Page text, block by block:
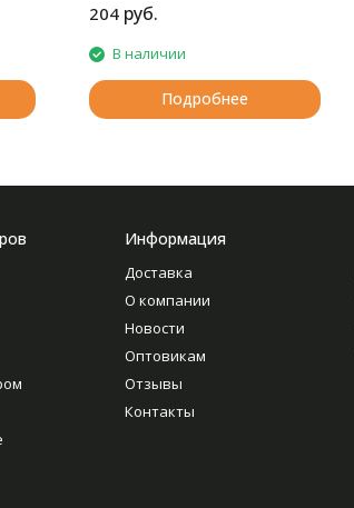
204 руб.
В наличии
Подробнее
Информация
Доставка
О компании
Новости
Оптовикам
Отзывы
Контакты